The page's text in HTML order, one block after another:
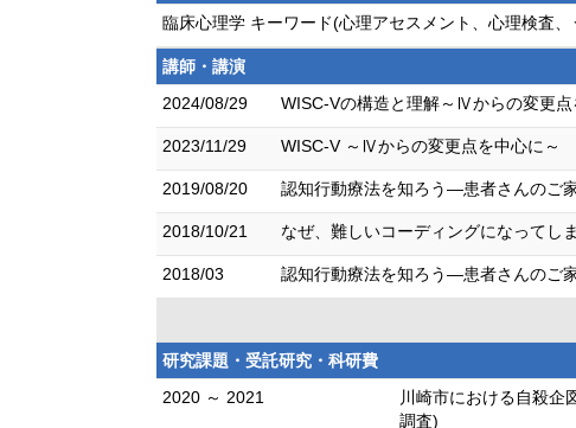
臨床心理学 キーワード(心理アセスメント、心理検査
講師・講演
2024/08/29
WISC-Vの構造と理解～Ⅳからの変更
2023/11/29 WISC-V ～Ⅳからの変更点を中心に～
2019/08/20 認知行動療法を知ろう―患者さんのご
2018/10/21 なぜ、難しいコーディングになってし
2018/03 認知行動療法を知ろう―患者さんのご
研究課題・受託研究・科研費
2020 ～ 2021
川崎市における自殺企
調査)